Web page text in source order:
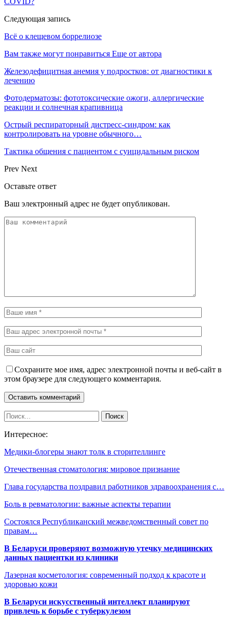
Следующая запись
Всё о клещевом боррелиозе
Вам также могут понравиться Еще от автора
Железодефицитная анемия у подростков: от диагностики к
лечению
Фотодерматозы: фототоксические ожоги, аллергические
реакции и солнечная крапивница
Острый респираторный дистресс-синдром: как
контролировать на уровне обычного…
Тактика общения с пациентом с суицидальным риском
Prev Next
Оставьте ответ
Ваш электронный адрес не будет опубликован.
Сохраните мое имя, адрес электронной почты и веб-сайт в
этом браузере для следующего комментария.
Интересное:
Медики-блогеры знают толк в сторителлинге
Отечественная стоматология: мировое признание
Глава государства поздравил работников здравоохранения с…
Боль в ревматологии: важные аспекты терапии
Состоялся Республиканский межведомственный совет по
правам…
В Беларуси проверяют возможную утечку медицинских
данных пациентки из клиники
Лазерная косметология: современный подход к красоте и
здоровью кожи
В Беларуси искусственный интеллект планируют
привлечь к борьбе с туберкулезом